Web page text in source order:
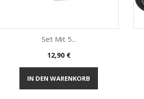
Vorschau
Set Mit 5...
Preis
12,90 €
IN DEN WARENKORB